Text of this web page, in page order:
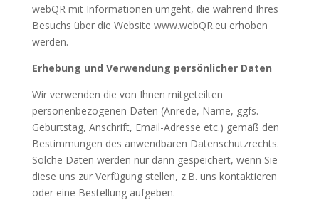
webQR mit Informationen umgeht, die während Ihres
Besuchs über die Website www.webQR.eu erhoben
werden.
Erhebung und Verwendung persönlicher Daten
Wir verwenden die von Ihnen mitgeteilten
personenbezogenen Daten (Anrede, Name, ggfs.
Geburtstag, Anschrift, Email-Adresse etc.) gemäß den
Bestimmungen des anwendbaren Datenschutzrechts.
Solche Daten werden nur dann gespeichert, wenn Sie
diese uns zur Verfügung stellen, z.B. uns kontaktieren
oder eine Bestellung aufgeben.